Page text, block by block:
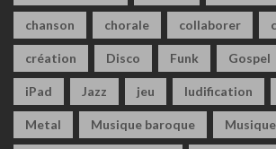
chanson chorale collaborer
création Disco Funk Gospel
iPad Jazz jeu ludification
Metal Musique baroque